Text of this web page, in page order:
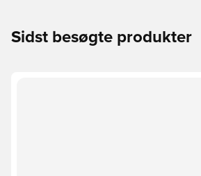
Sidst besøgte produkter